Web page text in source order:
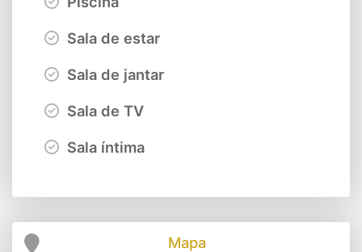
Sala de estar
Sala de jantar
Sala de TV
Sala íntima
Mapa